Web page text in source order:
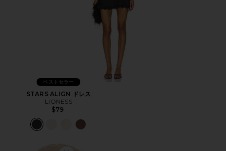
ベストセラー
STARS ALIGN ドレス
LIONESS
$79